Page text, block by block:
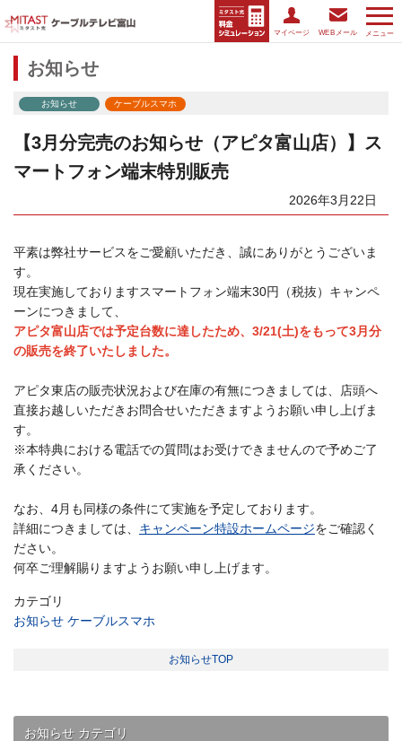
メニュー
マイページ WEBメール
お知らせ
お知らせ ケーブルスマホ
【3月分完売のお知らせ（アピタ富山店）】ス
マートフォン端末特別販売
2026年3月22日
平素は弊社サービスをご愛顧いただき、誠にありがとうございま
す。
現在実施しておりますスマートフォン端末30円（税抜）キャンペ
ーンにつきまして、
アピタ富山店では予定台数に達したため、3/21(土)をもって3月分
の販売を終了いたしました。
アピタ東店の販売状況および在庫の有無につきましては、店頭へ
直接お越しいただきお問合せいただきますようお願い申し上げま
す。
※本特典における電話での質問はお受けできませんので予めご了
承ください。
なお、4月も同様の条件にて実施を予定しております。
詳細につきましては、 キャンペーン特設ホームページをご確認く
ださい。
何卒ご理解賜りますようお願い申し上げます。
カテゴリ
お知らせ ケーブルスマホ
お知らせTOP
お知らせ カテゴリ